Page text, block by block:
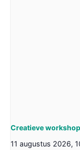
Creatieve
11 augustus 2026,